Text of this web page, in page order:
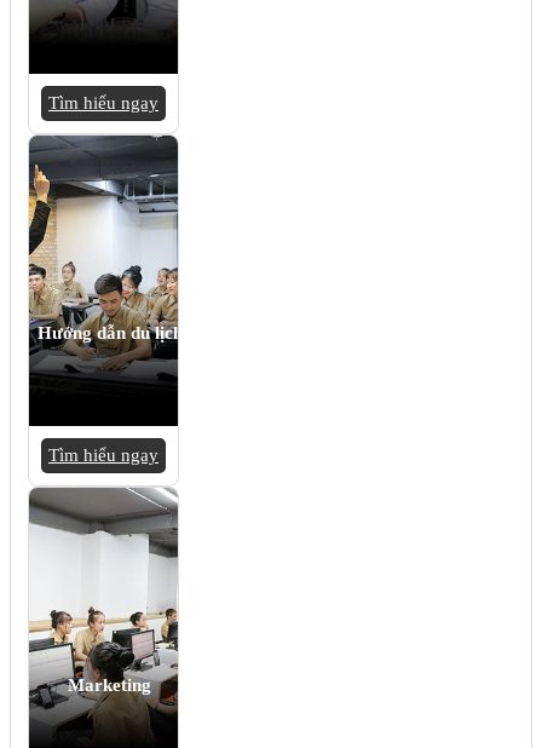
Tìm hiểu ngay
Hướng dẫn du lịch
Tìm hiểu ngay
Marketing